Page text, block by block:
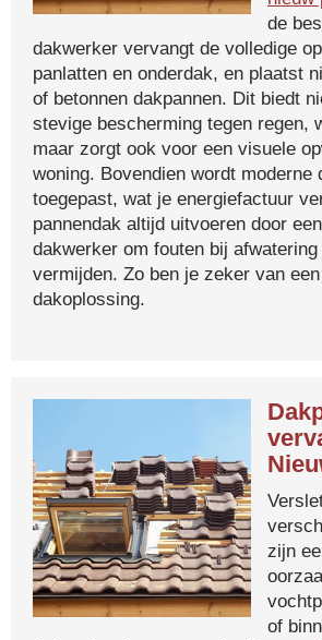
de
dakwerker vervangt de volledige
panlatten en onderdak, en plaatst
of betonnen dakpannen. Dit biedt
stevige bescherming tegen regen,
maar zorgt ook voor een visuele
woning. Bovendien wordt moderne
toegepast, wat je energiefactuur
pannendak altijd uitvoeren door
dakwerker om fouten bij
vermijden. Zo ben je zeker van
dakoplossing.
zijn
of